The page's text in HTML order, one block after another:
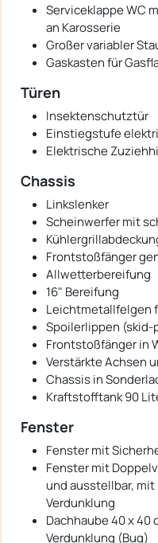
Serviceklappe WC
an Karosserie
Großer variabler
Gaskasten für
Türen
Insektenschutztür
Einstiegstufe
Elektrische
Chassis
Linkslenker
Scheinwerfer mit
Frontstoßfänger
Allwetterbereifung
16" Bereifung
Leichtmetallfelgen
Spoilerlippen (skid-
Frontstoßfänger in
Verstärkte Achsen
Chassis in
Kraftstofftank 90
Fenster
Fenster mit
Fenster mit
und ausstellbar,
Verdunklung
Dachhaube 40 x 40
Verdunklung (Bug)